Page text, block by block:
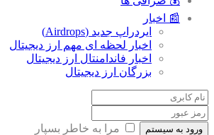
📰 اخبار
ایردراپ جدید (Airdrops)
اخبار لحظه ای مهم ارز دیجیتال
اخبار فاندامنتال ارز دیجیتال
بزرگان ارز دیجیتال
ورود به سیستم
مرا به خاطر بسپار